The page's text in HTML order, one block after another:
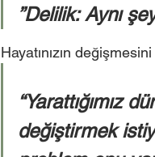
”Delilik: Aynı
Hayatınızın
“Yarattığımız
değiştirmek